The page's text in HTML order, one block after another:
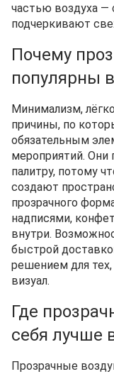
частью воздуха —
подчеркивают
Почему
популярны
Минимализм,
причины, по
обязательным
мероприятий.
палитру, потому
создают
прозрачного
надписями,
внутри.
быстрой
решением для
визуал.
Где
себя лучше
Прозрачные